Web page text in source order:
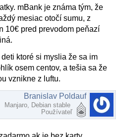
mBank je známa tým, že
mesiac otočí sumu, z
10€ pred prevodom peňazí
ktoré si myslia že sa im
osem centov, a tešia sa že
vznikne z luftu.
RE: Mate niekto skusenost s Paysafecard?
Branislav Poldauf
Manjaro, Debian stable
Používateľ